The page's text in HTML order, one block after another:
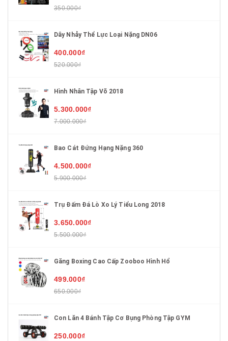
350.000₫
Dây Nhảy Thể Lực Loại Nặng DN06
400.000₫
520.000₫
Hình Nhân Tập Võ 2018
5.300.000₫
7.000.000₫
Bao Cát Đứng Hạng Nặng 360
4.500.000₫
5.900.000₫
Trụ Đấm Đá Lò Xo Lý Tiểu Long 2018
3.650.000₫
5.500.000₫
Găng Boxing Cao Cấp Zooboo Hình Hổ
499.000₫
650.000₫
Con Lăn 4 Bánh Tập Cơ Bụng Phòng Tập GYM
250.000₫